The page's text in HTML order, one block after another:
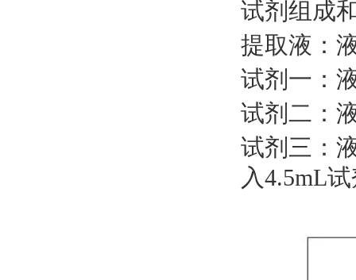
试剂组成
提取液：
试剂一：
试剂二：
试剂三：
入4.5mL